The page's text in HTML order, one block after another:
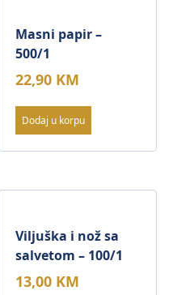
Masni papir –
500/1
22,90 KM
Dodaj u korpu
Viljuška i nož sa
salvetom – 100/1
13,00 KM